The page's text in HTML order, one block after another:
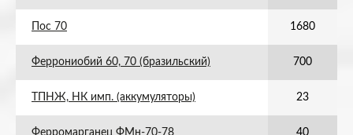
Пос 70 1680
Феррониобий 60, 70 (бразильский) 700
ТПНЖ, НК имп. (аккумуляторы) 23
Ферромарганец ФМн-70-78 40